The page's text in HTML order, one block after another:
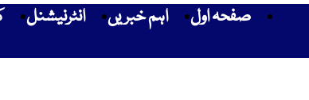
صفحہ اول اہم خبریں انٹرنیشنل